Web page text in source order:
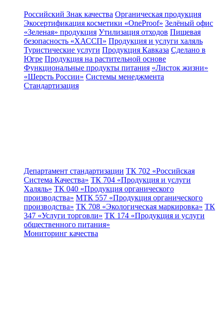
Российский Знак качества Органическая продукция
Экосертификация косметики «OneProof» Зелёный офис
«Зеленая» продукция Утилизация отходов Пищевая
безопасность «ХАССП» Продукция и услуги халяль
Туристические услуги Продукция Кавказа Сделано в
Югре Продукция на растительной основе
Функциональные продукты питания «Листок жизни»
«Шерсть России» Системы менеджмента
Стандартизация
Департамент стандартизации ТК 702 «Российская
Система Качества» ТК 704 «Продукция и услуги
Халяль» ТК 040 «Продукция органического
производства» МТК 557 «Продукция органического
производства» ТК 708 «Экологическая маркировка» ТК
347 «Услуги торговли» ТК 174 «Продукция и услуги
общественного питания»
Мониторинг качества